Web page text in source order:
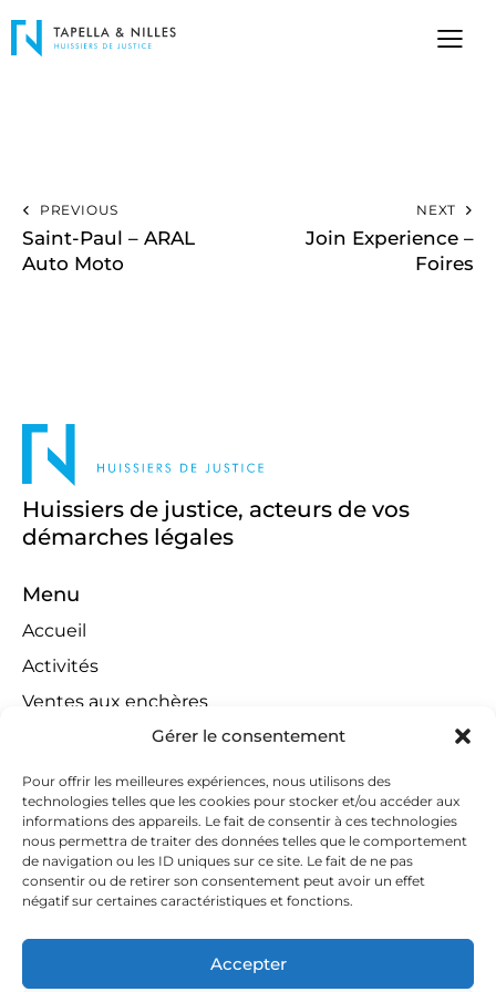
Gérer le consentement
Pour offrir les meilleures expériences, nous utilisons des
technologies telles que les cookies pour stocker et/ou accéder aux
informations des appareils. Le fait de consentir à ces technologies
nous permettra de traiter des données telles que le comportement
de navigation ou les ID uniques sur ce site. Le fait de ne pas
consentir ou de retirer son consentement peut avoir un effet
négatif sur certaines caractéristiques et fonctions.
Accepter
PREVIOUS
Saint-Paul – ARAL
Auto Moto
NEXT
Join Experience –
Foires
Huissiers de justice, acteurs de vos
démarches légales
Menu
Accueil
Activités
Ventes aux enchères
Compétences territoriales
Jeux concours
Liens
Contact
Contactez-nous
huissiers@tapella-nilles.lu